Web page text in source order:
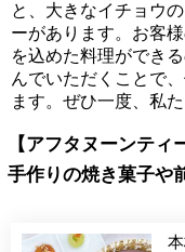
と、大きなイチョウ
ーがあります。お客
を込めた料理ができ
んでいただくことで
ます。ぜひ一度、私
【アフタヌーンティ
手作りの焼き菓子や